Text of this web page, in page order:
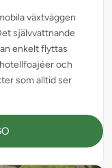
växtväggen
självvattnande
enkelt flyttas
och
som alltid ser